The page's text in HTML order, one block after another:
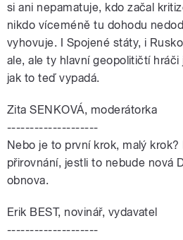
si ani nepamatuje, kdo začal
nikdo víceméně tu dohodu
vyhovuje. I Spojené státy, i
ale, ale ty hlavní geopolitičtí
jak to teď vypadá.
Zita SENKOVÁ, moderátorka
--------------------
Nebo je to první krok, malý
přirovnání, jestli to nebude nová
obnova.
Erik BEST, novinář, vydavatel
--------------------